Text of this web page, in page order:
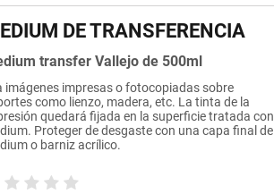
DE TRANSFERENCIA
transfer Vallejo de 500ml
imágenes impresas o fotocopiadas sobre
como lienzo, madera, etc. La tinta de la
quedará fijada en la superficie tratada con
Proteger de desgaste con una capa final del
o barniz acrílico.